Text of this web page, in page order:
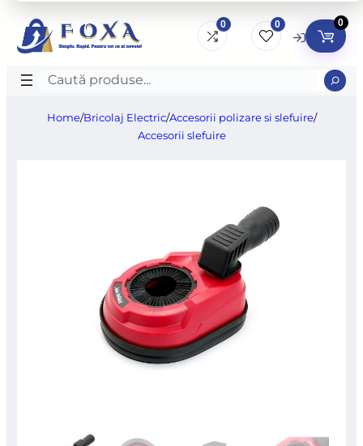
0 0 0
Caută
produse
Home/Bricolaj Electric/Accesorii polizare si slefuire/
Accesorii slefuire